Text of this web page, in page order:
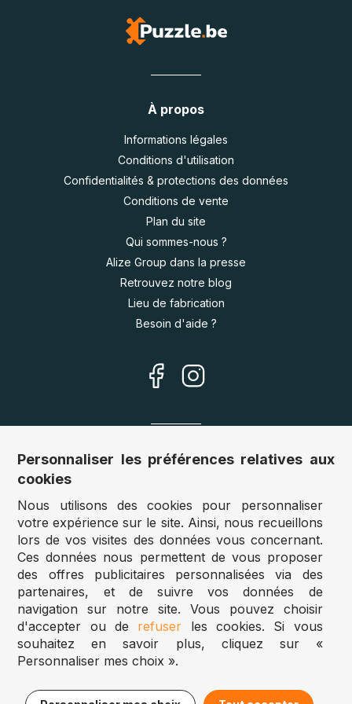
À propos
Informations légales
Conditions d'utilisation
Confidentialités & protections des données
Conditions de vente
Plan du site
Qui sommes-nous ?
Alize Group dans la presse
Retrouvez notre blog
Lieu de fabrication
Besoin d'aide ?
Nos sites
Autriche :www.puzzle.at
Belgique :www.puzzle.be
Royaume Uni :
www.jigsawpuzzle.co.uk
Accès revendeurs / détaillants
Vous avez un magasin ?
Vous souhaitez accéder à nos prix revendeurs ?
Puzzle.be 2025
Personnaliser les préférences relatives aux
cookies
Nous utilisons des cookies pour personnaliser
votre expérience sur le site. Ainsi, nous recueillons
lors de vos visites des données vous concernant.
Ces données nous permettent de vous proposer
des offres publicitaires personnalisées via des
partenaires, et de suivre vos données de
navigation sur notre site. Vous pouvez choisir
d'accepter ou de refuser les cookies. Si vous
souhaitez en savoir plus, cliquez sur «
Personnaliser mes choix ».